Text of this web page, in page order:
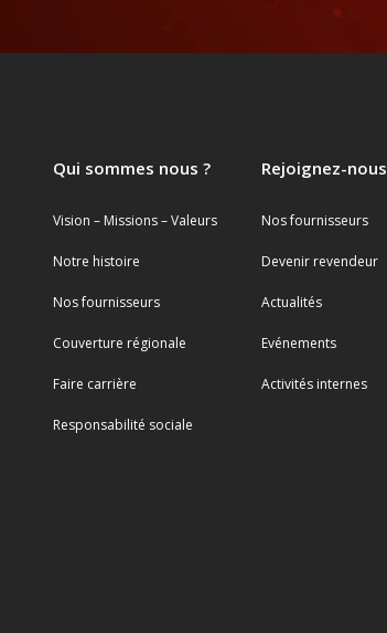
Qui sommes nous ?
Vision – Missions – Valeurs
Notre histoire
Nos fournisseurs
Couverture régionale
Faire carrière
Responsabilité sociale
Rejoignez-nous
Nos fournisseurs
Devenir revendeur
Actualités
Evénements
Activités internes